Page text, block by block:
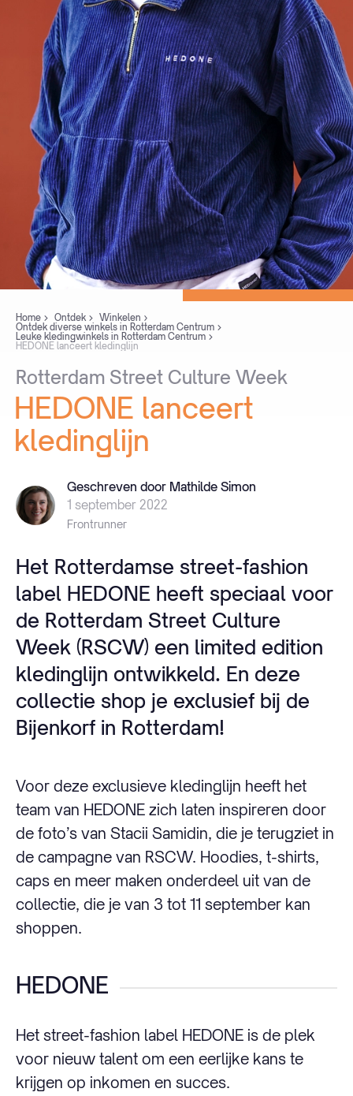
Home Ontdek
Winkelen
Ontdek diverse winkels in Rotterdam Centrum
Leuke kledingwinkels in Rotterdam Centrum
HEDONE lanceert kledinglijn
Rotterdam Street Culture Week
HEDONE lanceert
kledinglijn
Geschreven door Mathilde Simon
1 september 2022
Frontrunner
Het Rotterdamse street-fashion
label HEDONE heeft speciaal voor
de Rotterdam Street Culture
Week (RSCW) een limited edition
kledinglijn ontwikkeld. En deze
collectie shop je exclusief bij de
Bijenkorf in Rotterdam!
Voor deze exclusieve kledinglijn heeft het
team van HEDONE zich laten inspireren door
de foto’s van Stacii Samidin, die je terugziet in
de campagne van RSCW. Hoodies, t-shirts,
caps en meer maken onderdeel uit van de
collectie, die je van 3 tot 11 september kan
shoppen.
HEDONE
Het street-fashion label HEDONE is de plek
voor nieuw talent om een eerlijke kans te
krijgen op inkomen en succes.